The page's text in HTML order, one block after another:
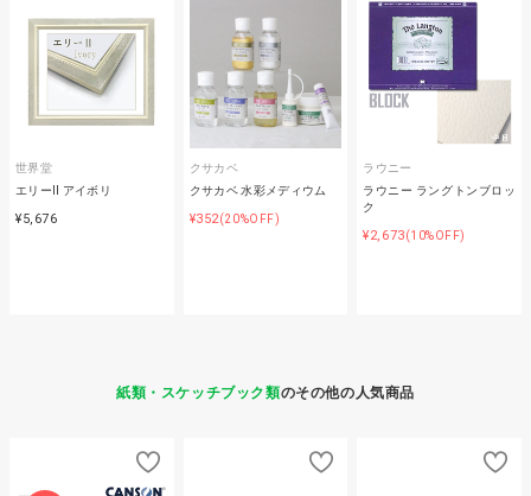
世界堂
エリーⅡ アイボリ
¥5,676
クサカベ
クサカベ 水彩メディウム
¥352(20%OFF)
ラウニー
ラウニー ラングトンブロッ
ク
¥2,673(10%OFF)
紙類・スケッチブック類のその他の人気商品